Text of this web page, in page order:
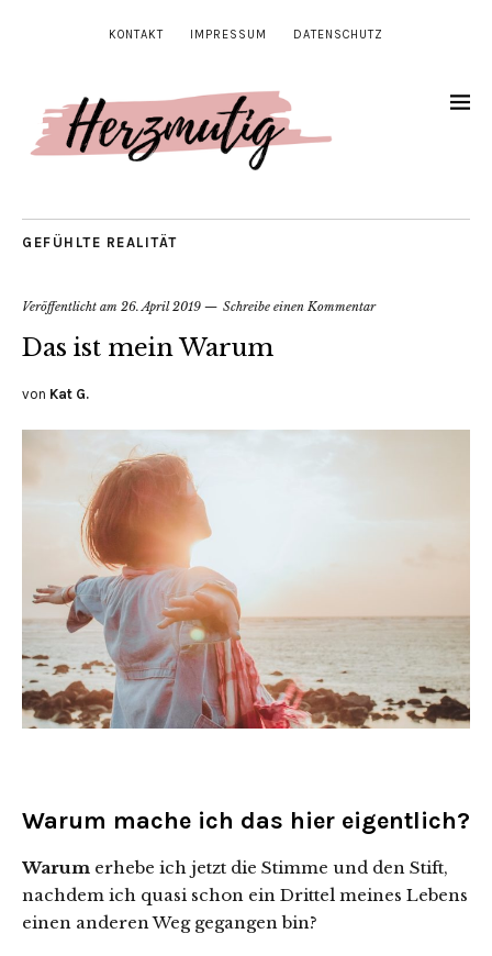
KONTAKT IMPRESSUM DATENSCHUTZ
GEFÜHLTE REALITÄT
Veröffentlicht am 26. April 2019 Schreibe einen Kommentar
Das ist mein Warum
von Kat G.
Warum mache ich das hier eigentlich?
Warum erhebe ich jetzt die Stimme und den Stift,
nachdem ich quasi schon ein Drittel meines Lebens
einen anderen Weg gegangen bin?